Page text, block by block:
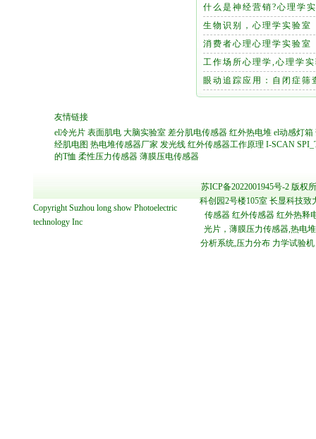
什么是神经营销?心理学
生物识别，心理学实验室
消费者心理心理学实验室
工作场所心理学,心理学
眼动追踪应用：自闭症筛
友情链接
el冷光片 表面肌电 大脑实验室 差分肌电传感器 红外热电堆 el动感灯箱
经肌电图 热电堆传感器厂家 发光线 红外传感器工作原理 I-SCAN
的T恤 柔性压力传感器 薄膜压电传感器
CopyrightSuzhou long show Photoelectric
technology Inc
苏ICP备2022001945号-2 版权
科创园2号楼105室 长显科技
传感器 红外传感器 红外热释
光片，薄膜压力传感器,热电
分析系统,压力分布 力学试验